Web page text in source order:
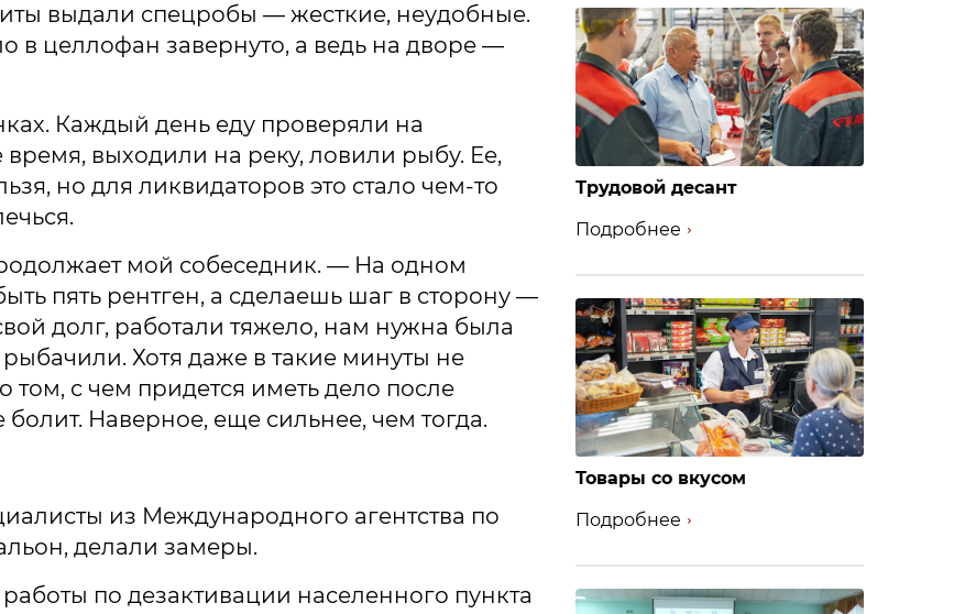
выдали спецробы — жесткие, неудобные.
в целлофан завернуто, а ведь на дворе —
Каждый день еду проверяли на
выходили на реку, ловили рыбу. Ее,
но для ликвидаторов это стало чем-то
мой собеседник. — На одном
пять рентген, а сделаешь шаг в сторону —
долг, работали тяжело, нам нужна была
Хотя даже в такие минуты не
с чем придется иметь дело после
болит. Наверное, еще сильнее, чем тогда.
из Международного агентства по
делали замеры.
по дезактивации населенного пункта
Трудовой десант
Подробнее
Товары со вкусом
Подробнее